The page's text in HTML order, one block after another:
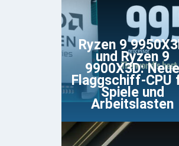
Ryzen 9
und Ryzen 9
9900X3D: Neue
Flaggschiff-CPU
Spiele und
Arbeitslasten